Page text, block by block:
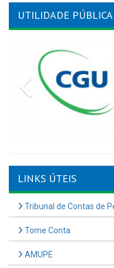
UTILIDADE PÚBLICA
Previous
LINKS ÚTEIS
Tribunal de Contas de
Tome Conta
AMUPE